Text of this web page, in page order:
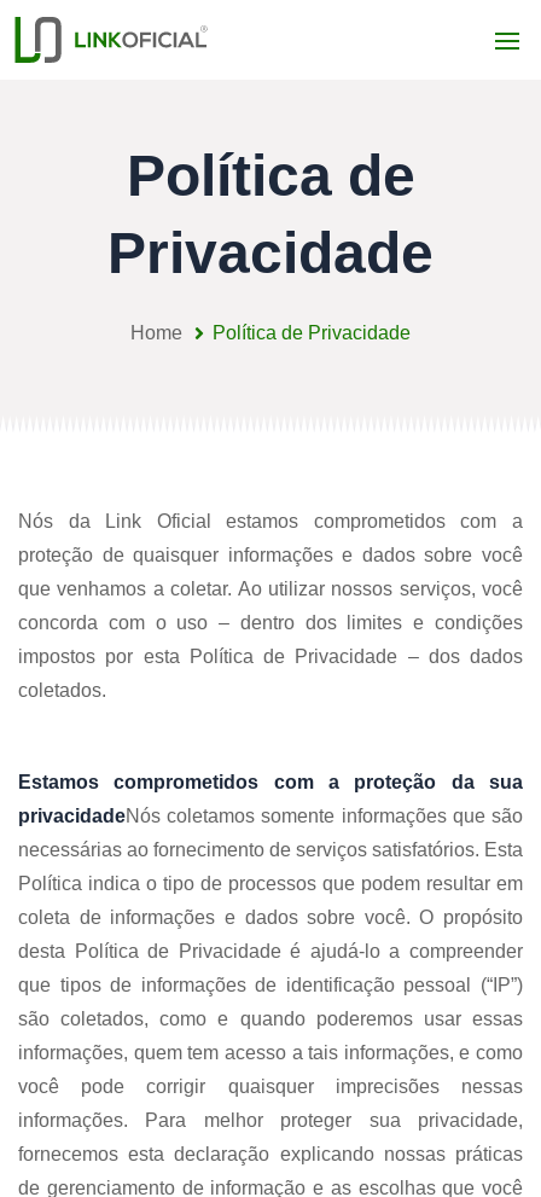
Política de
Privacidade
Home Política de Privacidade
Nós da Link Oficial estamos comprometidos com a
proteção de quaisquer informações e dados sobre você
que venhamos a coletar. Ao utilizar nossos serviços, você
concorda com o uso – dentro dos limites e condições
impostos por esta Política de Privacidade – dos dados
coletados.
Estamos comprometidos com a proteção da sua
privacidadeNós coletamos somente informações que são
necessárias ao fornecimento de serviços satisfatórios. Esta
Política indica o tipo de processos que podem resultar em
coleta de informações e dados sobre você. O propósito
desta Política de Privacidade é ajudá-lo a compreender
que tipos de informações de identificação pessoal (“IP”)
são coletados, como e quando poderemos usar essas
informações, quem tem acesso a tais informações, e como
você pode corrigir quaisquer imprecisões nessas
informações. Para melhor proteger sua privacidade,
fornecemos esta declaração explicando nossas práticas
de gerenciamento de informação e as escolhas que você